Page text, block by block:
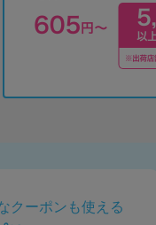
クーポンも使える